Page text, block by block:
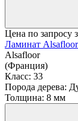
Цена по запросу
Ламинат
Alsafloor
(Франция)
Класс: 33
Порода дерева:
Толщина: 8 мм